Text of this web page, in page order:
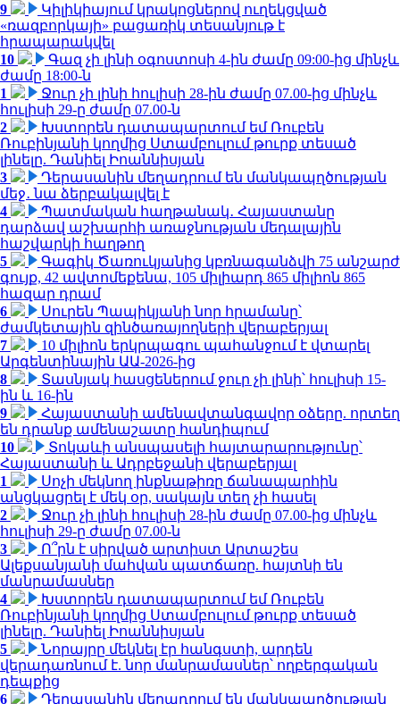
9
Կիլիկիայում կրակոցներով ուղեկցված
«ռազբորկայի» բացառիկ տեսանյութ է
հրապարակվել
10
Գազ չի լինի օգոստոսի 4-ին ժամը 09:00-ից մինչև
ժամը 18:00-ն
1
Ջուր չի լինի հուլիսի 28-ին ժամը 07.00-ից մինչև
հուլիսի 29-ը ժամը 07.00-ն
2
Խստորեն դատապարտում եմ Ռուբեն
Ռուբինյանի կողմից Ստամբուլում թուրք տեսած
լինելը. Դանիել Իոաննիսյան
3
Դերասանին մեղադրում են մանկապղծության
մեջ․ նա ձերբակալվել է
4
Պատմական հաղթանակ․ Հայաստանը
դարձավ աշխարհի առաջնության մեդալային
հաշվարկի հաղթող
5
Գագիկ Ծառուկյանից կբռնագանձվի 75 անշարժ
գույք, 42 ավտոմեքենա, 105 միլիարդ 865 միլիոն 865
հազար դրամ
6
Սուրեն Պապիկյանի նոր հրամանը՝
ժամկետային զինծառայողների վերաբերյալ
7
10 միլիոն երկրպագու պահանջում է վտարել
Արգենտինային ԱԱ-2026-ից
8
Տասնյակ հասցեներում ջուր չի լինի՝ հուլիսի 15-
ին և 16-ին
9
Հայաստանի ամենավտանգավոր օձերը. որտեղ
են դրանք ամենաշատը հանդիպում
10
Տոկաևի անսպասելի հայտարարությունը՝
Հայաստանի և Ադրբեջանի վերաբերյալ
1
Սոչի մեկնող ինքնաթիռը ճանապարհին
անցկացրել է մեկ օր, սակայն տեղ չի հասել
2
Ջուր չի լինի հուլիսի 28-ին ժամը 07.00-ից մինչև
հուլիսի 29-ը ժամը 07.00-ն
3
Ո՞րն է սիրված արտիստ Արտաշես
Ալեքսանյանի մահվան պատճառը. հայտնի են
մանրամասներ
4
Խստորեն դատապարտում եմ Ռուբեն
Ռուբինյանի կողմից Ստամբուլում թուրք տեսած
լինելը. Դանիել Իոաննիսյան
5
Նորայրը մեկնել էր հանգստի, արդեն
վերադառնում է. նոր մանրամասներ՝ ողբերգական
դեպքից
6
Դերասանին մեղադրում են մանկապղծության